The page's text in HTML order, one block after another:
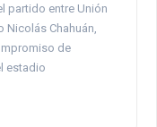
partido entre Unión
Nicolás Chahuán,
de
estadio